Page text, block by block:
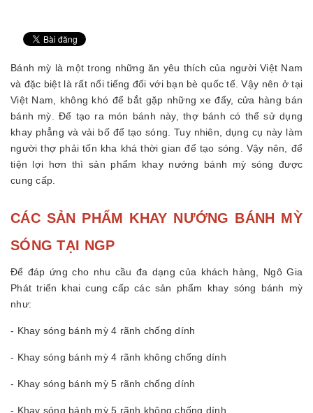
Bánh mỳ là một trong những ăn yêu thích của người Việt Nam
và đặc biệt là rất nổi tiếng đối với bạn bè quốc tế. Vậy nên ở tại
Việt Nam, không khó để bắt gặp những xe đẩy, cửa hàng bán
bánh mỳ. Để tạo ra món bánh này, thợ bánh có thể sử dụng
khay phẳng và vải bố để tạo sóng. Tuy nhiên, dụng cụ này làm
người thợ phải tốn kha khá thời gian để tạo sóng. Vậy nên, để
tiện lợi hơn thì sản phẩm khay nướng bánh mỳ sóng được
cung cấp.
CÁC SẢN PHẨM KHAY NƯỚNG BÁNH MỲ
SÓNG TẠI NGP
Để đáp ứng cho nhu cầu đa dạng của khách hàng, Ngô Gia
Phát triển khai cung cấp các sản phẩm khay sóng bánh mỳ
như:
- Khay sóng bánh mỳ 4 rãnh chống dính
- Khay sóng bánh mỳ 4 rãnh không chống dính
- Khay sóng bánh mỳ 5 rãnh chống dính
- Khay sóng bánh mỳ 5 rãnh không chống dính